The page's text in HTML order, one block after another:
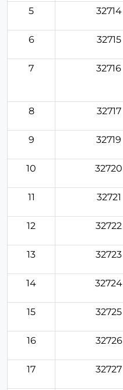
5 32714
6 32715
7 32716
8 32717
9 32719
10 32720
11 32721
12 32722
13 32723
14 32724
15 32725
16 32726
17 32727